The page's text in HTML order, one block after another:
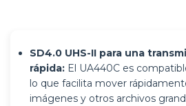
SD4.0 UHS-II para una
rápida: El UA440C es
lo que facilita mover
imágenes y otros archivos